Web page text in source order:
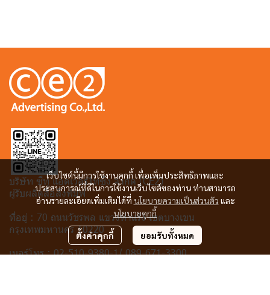
เว็บไซต์นี้มีการใช้งานคุกกี้ เพื่อเพิ่มประสิทธิภาพและ
ประสบการณ์ที่ดีในการใช้งานเว็บไซต์ของท่าน ท่านสามารถ
อ่านรายละเอียดเพิ่มเติมได้ที่ นโยบายความเป็นส่วนตัว และ
นโยบายคุกกี้
ตั้งค่าคุกกี้ ยอมรับทั้งหมด
บริษัท ซีทู แอดเวอร์ไทซิ่ง จำกัด (CE2)
ผู้รับผลิตสื่อสิ่งพิมพ์
ที่อยู่ : 70 ถนนวัชรพล แขวงทำแร้ง เขตบางเขน
กรุงเทพมหานคร 10220
เบอร์โทร :02-510-9380-1/089-671-3300